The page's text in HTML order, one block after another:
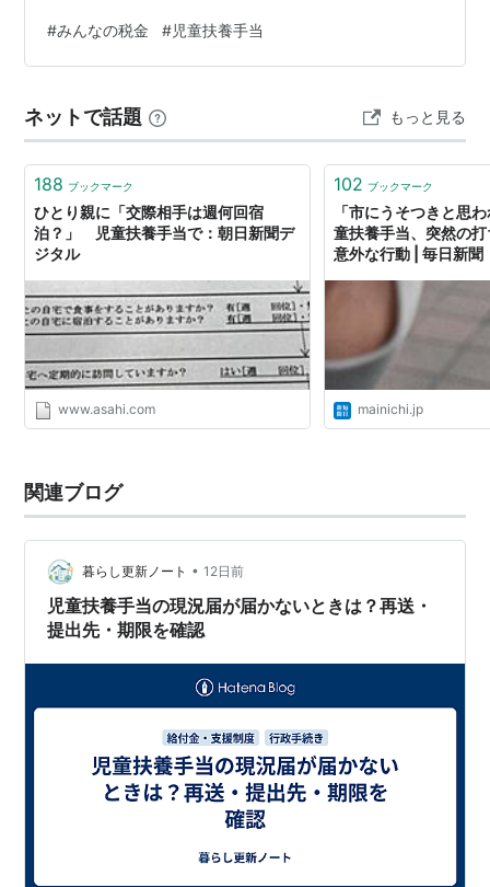
の仕組みと、封筒の中で見落としやすいポイントをまと
めます。 現況届で「11月分から1年分」が決まる 現況届
し、11月分から翌年10月分までの受給資格と手当額を決
める年1回の更新手続きです。 大事なのは、所得制限で全
部支給が停止され…
#みんなの税金 #児童扶養手当
ネットで話題 もっと見る
188 ブックマーク
ひとり親に「交際相手は週何回宿
泊？」 児童扶養手当で：朝日新聞デ
ジタル
www.asahi.com
102 ブックマーク
「市にうそつきと思
童扶養手当、突然の
意外な行動 | 毎日新聞
mainichi.jp
関連ブログ
暮らし更新ノート • 12日前
児童扶養手当の現況届が届かないときは？再送・
提出先・期限を確認